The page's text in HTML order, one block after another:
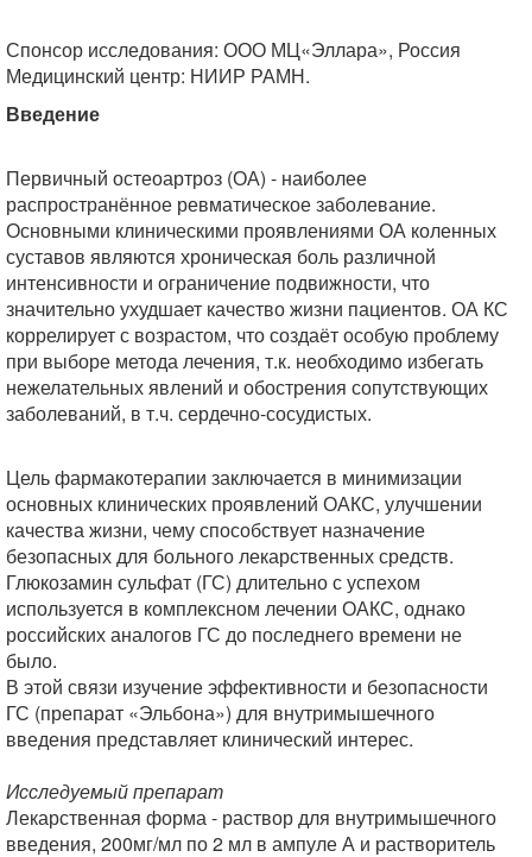
Спонсор исследования: ООО МЦ«Эллара», Россия
Медицинский центр: НИИР РАМН.
Введение
Первичный остеоартроз (ОА) - наиболее
распространённое ревматическое заболевание.
Основными клиническими проявлениями ОА коленных
суставов являются хроническая боль различной
интенсивности и ограничение подвижности, что
значительно ухудшает качество жизни пациентов. ОА КС
коррелирует с возрастом, что создаёт особую проблему
при выборе метода лечения, т.к. необходимо избегать
нежелательных явлений и обострения сопутствующих
заболеваний, в т.ч. сердечно-сосудистых.
Цель фармакотерапии заключается в минимизации
основных клинических проявлений ОАКС, улучшении
качества жизни, чему способствует назначение
безопасных для больного лекарственных средств.
Глюкозамин сульфат (ГС) длительно с успехом
используется в комплексном лечении ОАКС, однако
российских аналогов ГС до последнего времени не
было.
В этой связи изучение эффективности и безопасности
ГС (препарат «Эльбона») для внутримышечного
введения представляет клинический интерес.
Исследуемый препарат
Лекарственная форма - раствор для внутримышечного
введения, 200мг/мл по 2 мл в ампуле А и растворитель